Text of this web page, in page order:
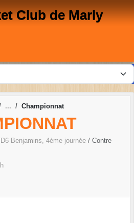
Club de Marly
Championnat
Benjamins, 4ème journée / Contre